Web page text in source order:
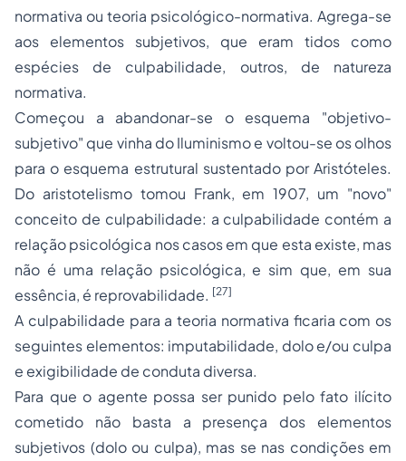
normativa ou teoria psicológico-normativa. Agrega-se
aos elementos subjetivos, que eram tidos como
espécies de culpabilidade, outros, de natureza
normativa.
Começou a abandonar-se o esquema "objetivo-
subjetivo" que vinha do Iluminismo e voltou-se os olhos
para o esquema estrutural sustentado por Aristóteles.
Do aristotelismo tomou Frank, em 1907, um "novo"
conceito de culpabilidade: a culpabilidade contém a
relação psicológica nos casos em que esta existe, mas
não é uma relação psicológica, e sim que, em sua
essência, é reprovabilidade. [27]
A culpabilidade para a teoria normativa ficaria com os
seguintes elementos: imputabilidade, dolo e/ou culpa
e exigibilidade de conduta diversa.
Para que o agente possa ser punido pelo fato ilícito
cometido não basta a presença dos elementos
subjetivos (dolo ou culpa), mas se nas condições em